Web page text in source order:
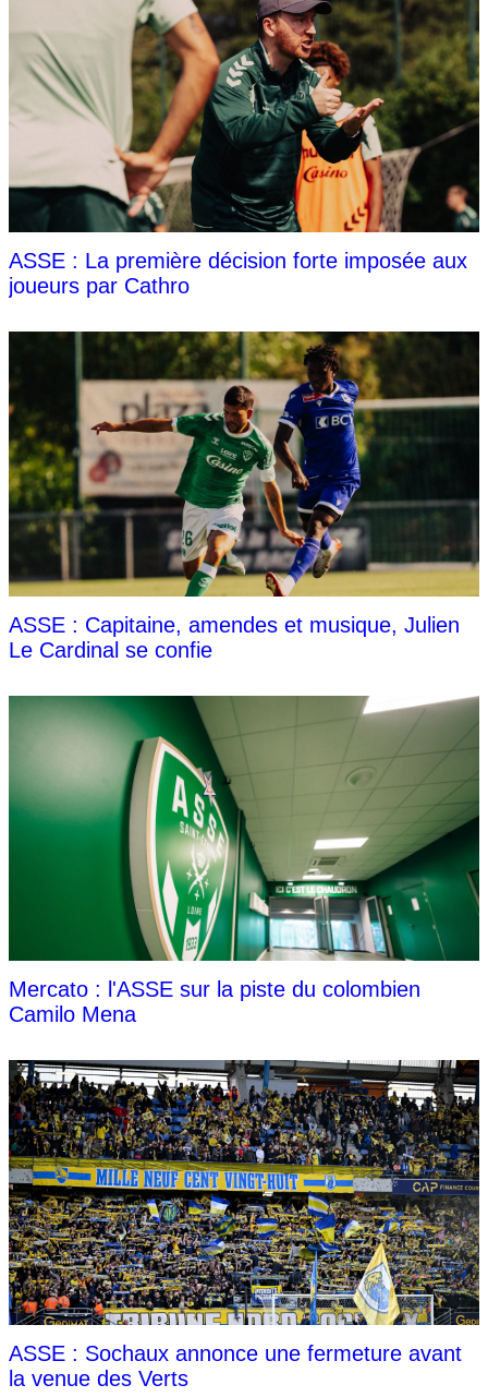
ASSE : La première décision forte imposée aux
joueurs par Cathro
ASSE : Capitaine, amendes et musique, Julien
Le Cardinal se confie
Mercato : l'ASSE sur la piste du colombien
Camilo Mena
ASSE : Sochaux annonce une fermeture avant
la venue des Verts